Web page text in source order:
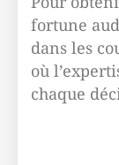
fortune
dans les
où
chaque